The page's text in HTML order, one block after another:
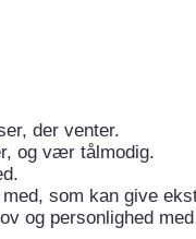
der venter.
og vær tålmodig.
som kan give
og personlighed